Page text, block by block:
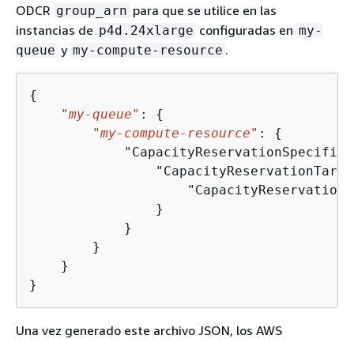
ODCR group_arn para que se utilice en las
instancias de p4d.24xlarge configuradas en my-
queue y my-compute-resource .
{
"my-queue" : {
"my-compute-resource" : {
}
}
}
}
}
Una vez generado este archivo JSON, los AWS